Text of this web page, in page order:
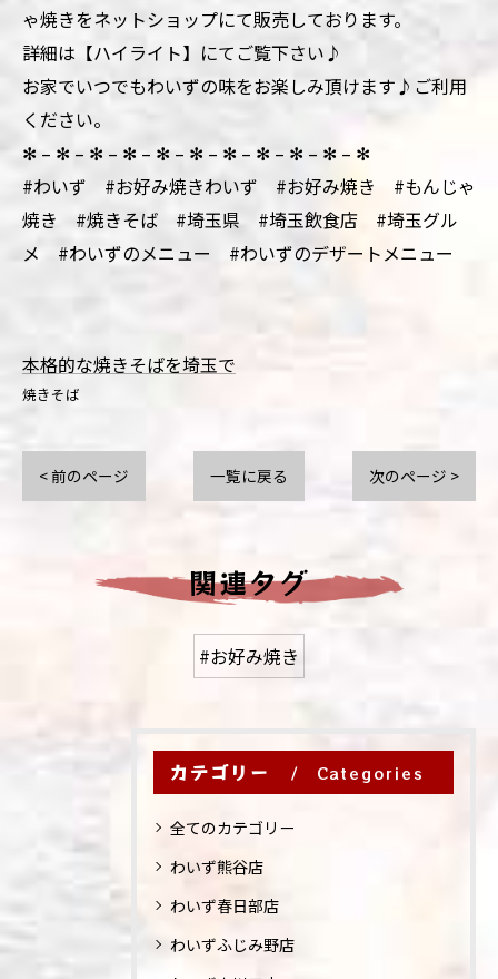
ゃ焼きをネットショップにて販売しております。
詳細は【ハイライト】にてご覧下さい♪
お家でいつでもわいずの味をお楽しみ頂けます♪ご利用
ください。
✻ – ✻ – ✻ – ✻ – ✻ – ✻ – ✻ – ✻ – ✻ – ✻ – ✻
#わいず #お好み焼きわいず #お好み焼き #もんじゃ
焼き #焼きそば #埼玉県 #埼玉飲食店 #埼玉グル
メ #わいずのメニュー #わいずのデザートメニュー
本格的な焼きそばを埼玉で
焼きそば
< 前のページ 一覧に戻る 次のページ >
関連タグ
#お好み焼き
カテゴリー Categories
全てのカテゴリー
わいず熊谷店
わいず春日部店
わいずふじみ野店